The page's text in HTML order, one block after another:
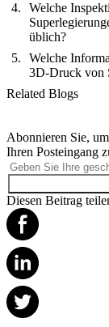
Welche
üblich?
Welche
3D-Druck von
Related Blogs
Abonnieren Sie,
Ihren Posteingang
Diesen Beitrag